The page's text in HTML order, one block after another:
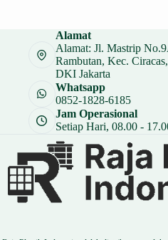
Rp 19.000.
adalah:
Rp 14.250.
Alamat
Alamat: Jl. Mastrip
Rambutan, Kec.
DKI Jakarta
Whatsapp
0852-1828-6185
Jam Operasional
Setiap Hari, 08.00 -